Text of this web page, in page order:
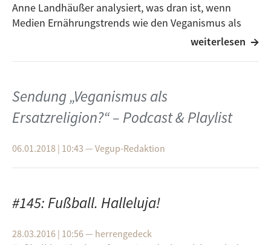
Anne Landhäußer analysiert, was dran ist, wenn
Medien Ernährungstrends wie den Veganismus als
Rezept des Monats:Kokosmakronen!
Eine Warnung an die Menschheit aus der
Wissenschaft
Playlist:
Die neue Seltsamkeit- Tocotronic
Don’t ever look down- Donots
weiterlesen
Sendung „Veganismus als
Ersatzreligion?“ – Podcast & Playlist
06.01.2018 | 10:43 — Vegup-Redaktion
#145: Fußball. Halleluja!
28.03.2016 | 10:56— herrengedeck